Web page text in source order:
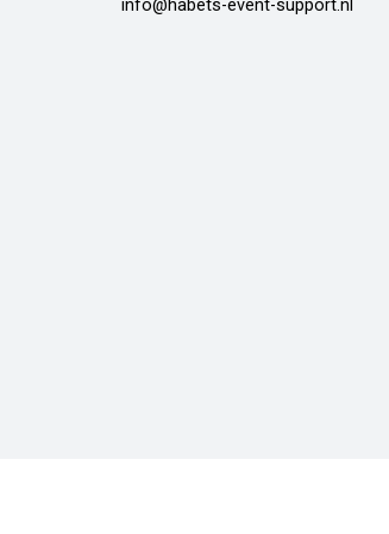
info@habets-event-support.nl